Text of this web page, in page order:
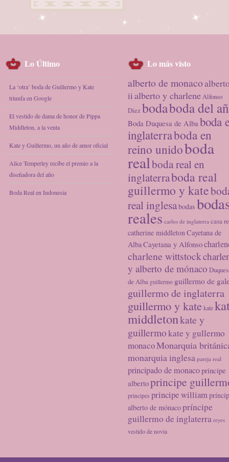
Lo Último
La ‘otra’ boda de Guillermo y Kate
triunfa en Google
El vestido de dama de honor de Pippa
Middleton, a la venta
Kate y Guillermo, un año de amor oficial
Alice Temperley recibe el premio a la
diseñadora del año
Boda Real en Indonesia
Lo más visto
alberto de monaco
iialberto y charleneAlfonso
Díezbodaboda del
Boda Duquesa de Alba boda
inglaterraboda en
reino unidoboda
realboda real en
inglaterraboda real
guillermo y kate
real inglesabodas
reales carlos de inglaterra casa
catherine middletonCayetana de
AlbaCayetana y Alfonso
charlene wittstock
y alberto de mónaco
de Alba guillermo guillermo de
guillermo de inglaterra
guillermo y katekate
middletonkate y
guillermokate y gullermo
monacoMonarquia
monarquia inglesa pareja real
principado de monacoprincipe
albertoprincipe
principes principe william
alberto de mónacopríncipe
guillermo de inglaterra reyes
vestido de novia